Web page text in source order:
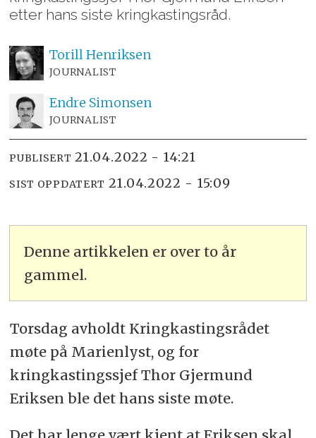
etter hans siste kringkastingsråd.
TorillHenriksen
JOURNALIST
Endre Simonsen
JOURNALIST
PUBLISERT 21.04.2022 - 14:21
SIST OPPDATERT 21.04.2022 - 15:09
Denne artikkelen er over to år
gammel.
Torsdag avholdt Kringkastingsrådet
møte på Marienlyst, og for
kringkastingssjef Thor Gjermund
Eriksen ble det hans siste møte.